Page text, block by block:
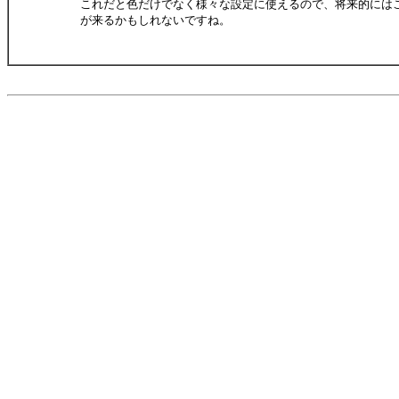
これだと色だけでなく様々な設定に使えるので、将来的には
が来るかもしれないですね。